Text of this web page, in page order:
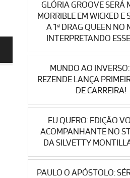
GLÓRIA GROOVE SERÁ
MORRIBLE EM WICKED E
A 1ª DRAG QUEEN NO
INTERPRETANDO
MUNDO AO
REZENDE LANÇA
DE CARREIRA!
EU QUERO: EDIÇÃO
ACOMPANHANTE NO
DA SILVETTY
PAULO O APÓSTOLO: